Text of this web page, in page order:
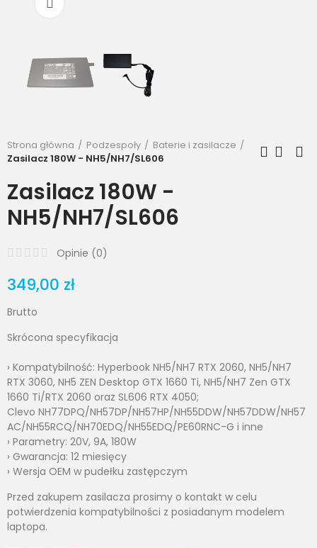
Strona główna Podzespoły
Baterie i zasilacze
Zasilacz 180W - NH5/NH7/SL606
Zasilacz 180W -
NH5/NH7/SL606
Opinie (0)
349,00 zł
Brutto
Skrócona specyfikacja
› Kompatybilność: Hyperbook NH5/NH7 RTX 2060, NH5/NH7
RTX 3060, NH5 ZEN Desktop GTX 1660 Ti, NH5/NH7 Zen GTX
1660 Ti/RTX 2060 oraz SL606 RTX 4050;
Clevo NH77DPQ/NH57DP/NH57HP/NH55DDW/NH57DDW/NH57
AC/NH55RCQ/NH70EDQ/NH55EDQ/PE60RNC-G i inne
› Parametry: 20V, 9A, 180W
› Gwarancja: 12 miesięcy
› Wersja OEM w pudełku zastępczym
Przed zakupem zasilacza prosimy o kontakt w celu
potwierdzenia kompatybilności z posiadanym modelem
laptopa.